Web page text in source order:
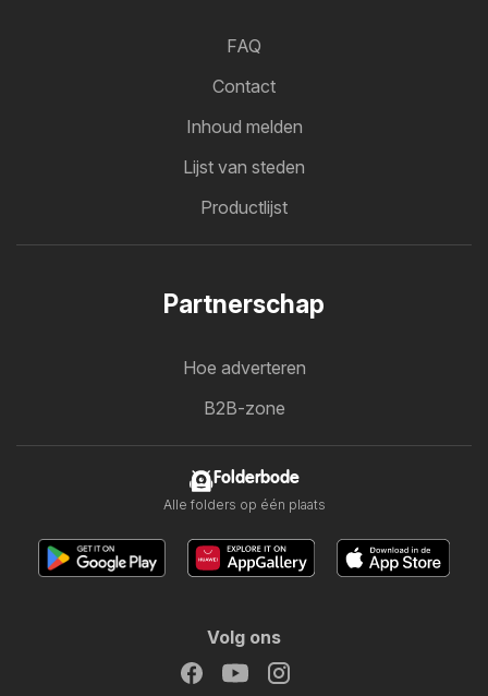
FAQ
Contact
Inhoud melden
Lijst van steden
Productlijst
Partnerschap
Hoe adverteren
B2B-zone
Folderbode
Alle folders op één plaats
Volg ons